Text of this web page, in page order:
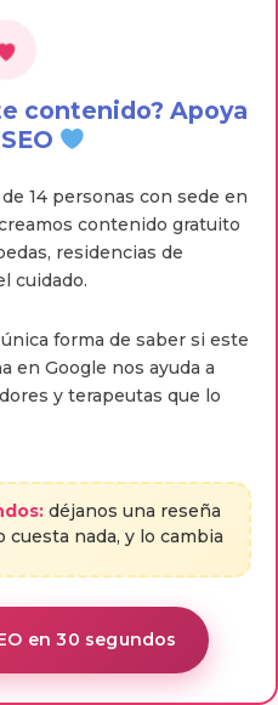
contenido? Apoya
14 personas con sede en
contenido gratuito
residencias de
cuidado.
forma de saber si este
en Google nos ayuda a
y terapeutas que lo
déjanos una reseña
cuesta nada, y lo cambia
en 30 segundos